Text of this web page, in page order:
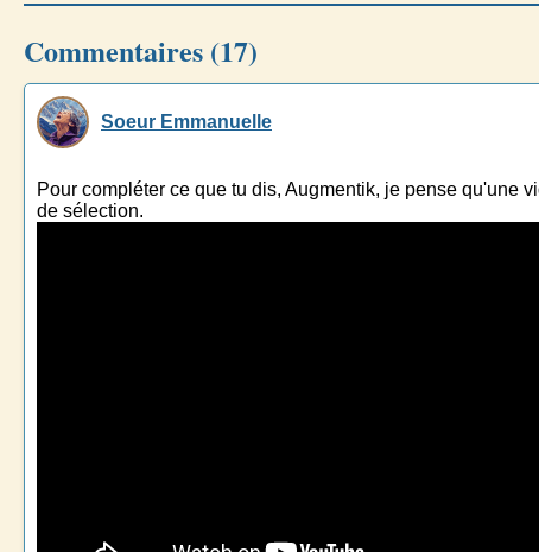
Commentaires (17)
Soeur Emmanuelle
Pour compléter ce que tu dis, Augmentik, je pense qu'une
de sélection.